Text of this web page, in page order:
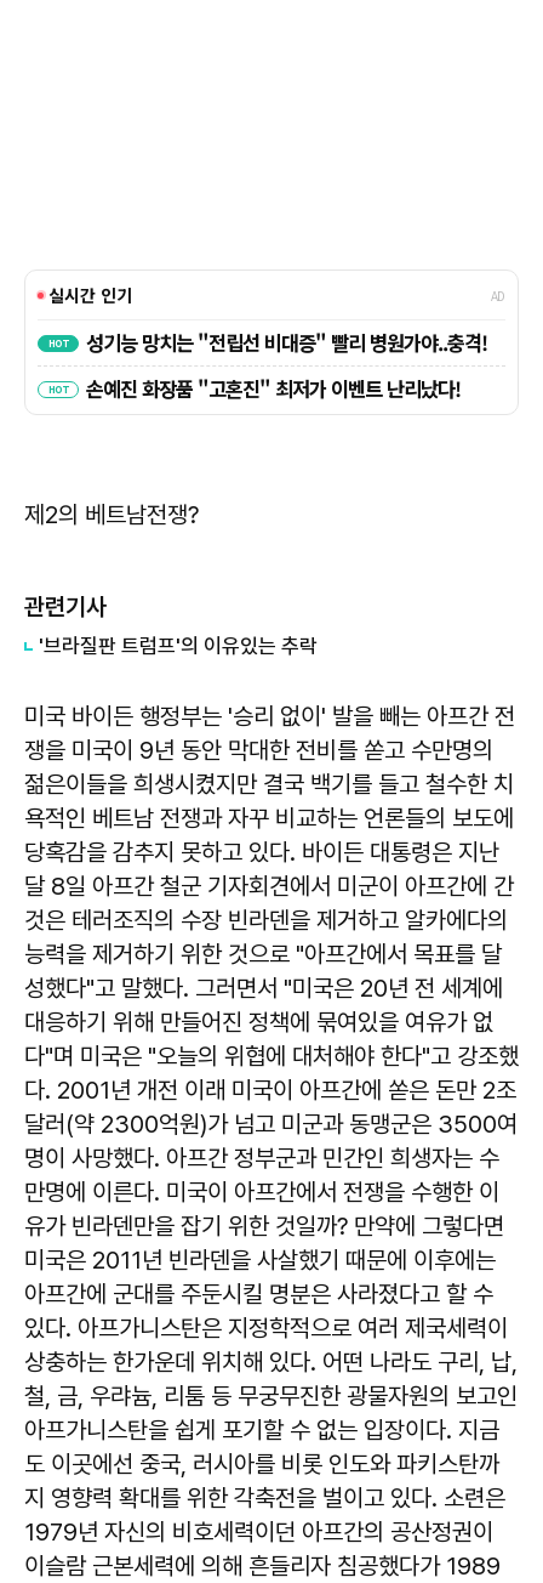
제2의 베트남전쟁?
관련기사
'브라질판 트럼프'의 이유있는 추락
미국 바이든 행정부는 '승리 없이' 발을 빼는 아프간 전
쟁을 미국이 9년 동안 막대한 전비를 쏟고 수만명의
젊은이들을 희생시켰지만 결국 백기를 들고 철수한 치
욕적인 베트남 전쟁과 자꾸 비교하는 언론들의 보도에
당혹감을 감추지 못하고 있다. 바이든 대통령은 지난
달 8일 아프간 철군 기자회견에서 미군이 아프간에 간
것은 테러조직의 수장 빈라덴을 제거하고 알카에다의
능력을 제거하기 위한 것으로 "아프간에서 목표를 달
성했다"고 말했다. 그러면서 "미국은 20년 전 세계에
대응하기 위해 만들어진 정책에 묶여있을 여유가 없
다"며 미국은 "오늘의 위협에 대처해야 한다"고 강조했
다. 2001년 개전 이래 미국이 아프간에 쏟은 돈만 2조
달러(약 2300억원)가 넘고 미군과 동맹군은 3500여
명이 사망했다. 아프간 정부군과 민간인 희생자는 수
만명에 이른다. 미국이 아프간에서 전쟁을 수행한 이
유가 빈라덴만을 잡기 위한 것일까? 만약에 그렇다면
미국은 2011년 빈라덴을 사살했기 때문에 이후에는
아프간에 군대를 주둔시킬 명분은 사라졌다고 할 수
있다. 아프가니스탄은 지정학적으로 여러 제국세력이
상충하는 한가운데 위치해 있다. 어떤 나라도 구리, 납,
철, 금, 우랴늄, 리툼 등 무궁무진한 광물자원의 보고인
아프가니스탄을 쉽게 포기할 수 없는 입장이다. 지금
도 이곳에선 중국, 러시아를 비롯 인도와 파키스탄까
지 영향력 확대를 위한 각축전을 벌이고 있다. 소련은
1979년 자신의 비호세력이던 아프간의 공산정권이
이슬람 근본세력에 의해 흔들리자 침공했다가 1989